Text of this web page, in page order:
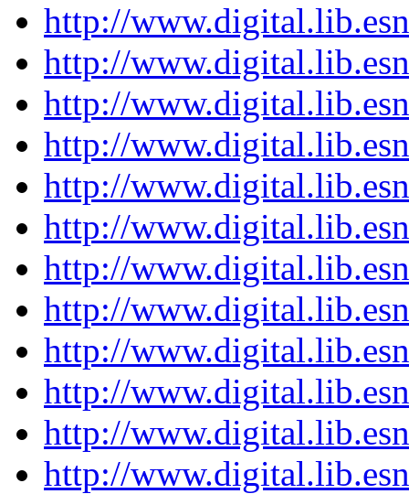
http://
http://
http://
http://
http://
http://
http://
http://
http://
http://
http://
http://